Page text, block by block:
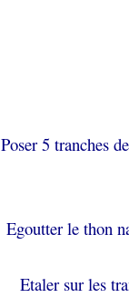
Poser 5 tranches
Egoutter le thon
Etaler sur les